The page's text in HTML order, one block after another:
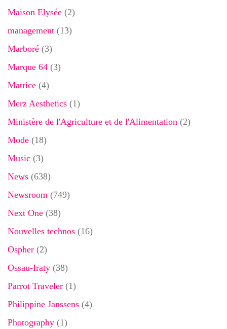
Maison Elysée (2)
management (13)
Marboré (3)
Marque 64 (3)
Matrice (4)
Merz Aesthetics (1)
Ministère de l'Agriculture et de l'Alimentation (2)
Mode (18)
Music (3)
News (638)
Newsroom (749)
Next One (38)
Nouvelles technos (16)
Ospher (2)
Ossau-Iraty (38)
Parrot Traveler (1)
Philippine Janssens (4)
Photography (1)